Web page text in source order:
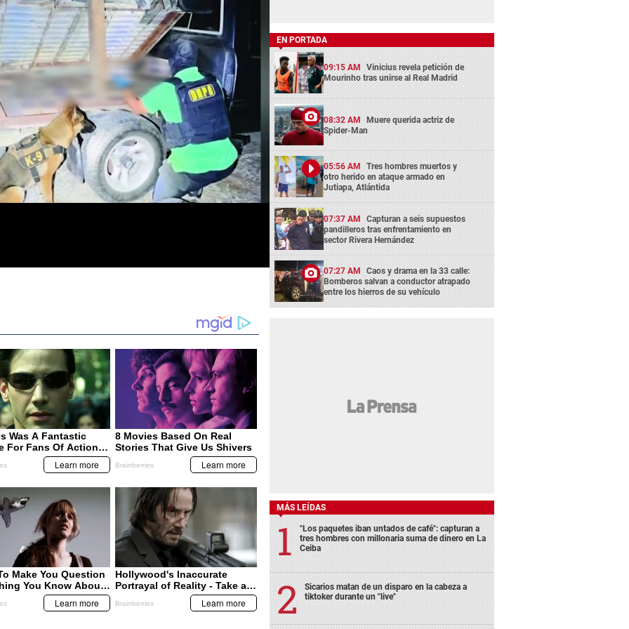
EN PORTADA
09:15 AM Vinicius revela petición de
Mourinho tras unirse al Real Madrid
08:32 AM Muere querida actriz de
Spider-Man
05:56 AM Tres hombres muertos y
otro herido en ataque armado en
Jutiapa, Atlántida
07:37 AM Capturan a seis supuestos
pandilleros tras enfrentamiento en
sector Rivera Hernández
07:27 AM Caos y drama en la 33 calle:
Bomberos salvan a conductor atrapado
entre los hierros de su vehículo
MÁS LEÍDAS
"Los paquetes iban untados de café": capturan a
tres hombres con millonaria suma de dinero en La
Ceiba
Sicarios matan de un disparo en la cabeza a
tiktoker durante un "live"